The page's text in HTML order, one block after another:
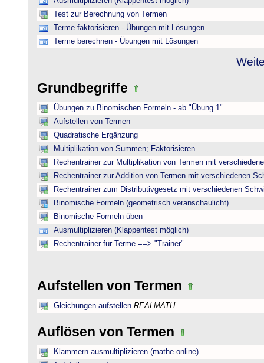
Test zur Berechnung von Termen
Terme faktorisieren - Übungen mit Lösungen
Terme berechnen - Übungen mit Lösungen
Grundbegriffe
Übungen zu Binomischen Formeln - ab "Übung 1"
Aufstellen von Termen
Quadratische Ergänzung
Multiplikation von Summen; Faktorisieren
Rechentrainer zur Multiplikation von Termen mit
Rechentrainer zur Addition von Termen mit verschiedenen
Rechentrainer zum Distributivgesetz mit verschiedenen
Binomische Formeln (geometrisch veranschaulicht)
Binomische Formeln üben
Ausmultiplizieren (Klappentest möglich)
Rechentrainer für Terme ==> "Trainer"
Aufstellen von Termen
Gleichungen aufstellen REALMATH
Auflösen von Termen
Klammern ausmultiplizieren (mathe-online)